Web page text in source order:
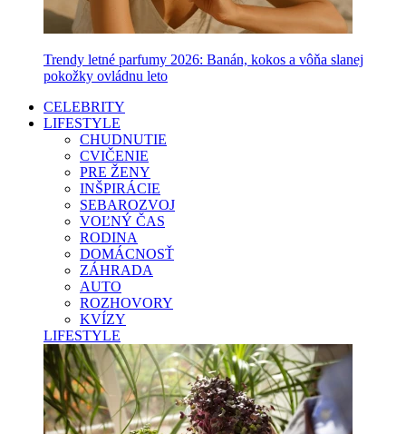
Trendy letné parfumy 2026: Banán, kokos a vôňa slanej
pokožky ovládnu leto
CELEBRITY
LIFESTYLE
CHUDNUTIE
CVIČENIE
PRE ŽENY
INŠPIRÁCIE
SEBAROZVOJ
VOĽNÝ ČAS
RODINA
DOMÁCNOSŤ
ZÁHRADA
AUTO
ROZHOVORY
KVÍZY
LIFESTYLE